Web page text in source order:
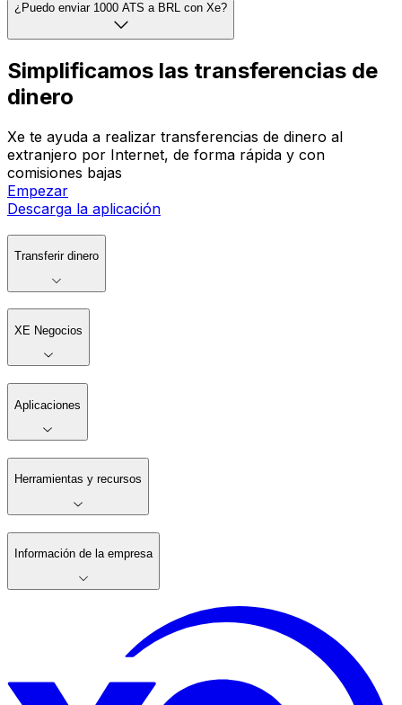
¿Puedo enviar 1000 ATS a BRL con Xe?
Simplificamos las transferencias de
dinero
Xe te ayuda a realizar transferencias de dinero al
extranjero por Internet, de forma rápida y con
comisiones bajas
Empezar
Descarga la aplicación
Transferir dinero
XE Negocios
Aplicaciones
Herramientas y recursos
Información de la empresa